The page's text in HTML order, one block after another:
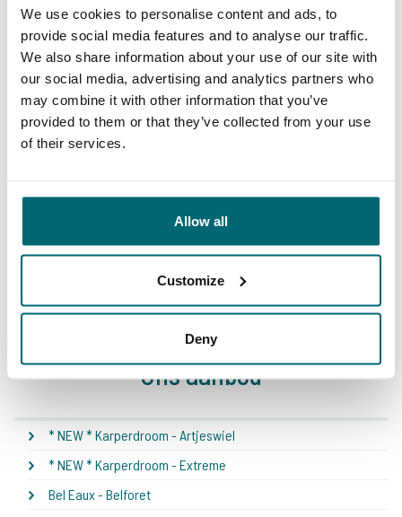
We use cookies to personalise content and ads, to
provide social media features and to analyse our traffic.
We also share information about your use of our site with
our social media, advertising and analytics partners who
may combine it with other information that you’ve
provided to them or that they’ve collected from your use
of their services.
Allow all
Customize
Deny
Deze karpermerken gingen u al
voor!
Ons aanbod
* NEW * Karperdroom - Artjeswiel
* NEW * Karperdroom - Extreme
Bel Eaux - Belforet